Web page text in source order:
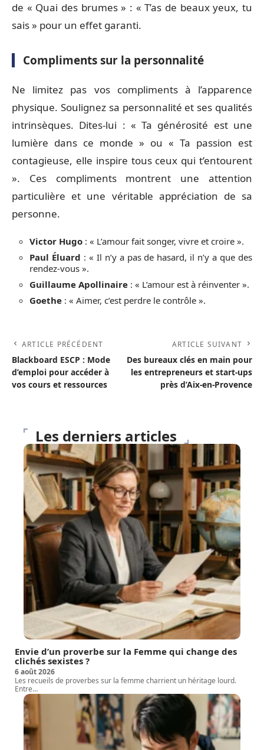
de « Quai des brumes » : « T’as de beaux yeux, tu
sais » pour un effet garanti.
Compliments sur la personnalité
Ne limitez pas vos compliments à l’apparence
physique. Soulignez sa personnalité et ses qualités
intrinsèques. Dites-lui : « Ta générosité est une
lumière dans ce monde » ou « Ta passion est
contagieuse, elle inspire tous ceux qui t’entourent
». Ces compliments montrent une attention
particulière et une véritable appréciation de sa
personne.
Victor Hugo : « L’amour fait songer, vivre et croire ».
Paul Éluard : « Il n’y a pas de hasard, il n’y a que des
rendez-vous ».
Guillaume Apollinaire : « L’amour est à réinventer ».
Goethe : « Aimer, c’est perdre le contrôle ».
ARTICLE PRÉCÉDENT
Blackboard ESCP : Mode
d’emploi pour accéder à
vos cours et ressources
ARTICLE SUIVANT
Des bureaux clés en main pour
les entrepreneurs et start-ups
près d’Aix-en-Provence
Les derniers articles
Envie d’un proverbe sur la Femme qui change des
clichés sexistes ?
6 août 2026
Les recueils de proverbes sur la femme charrient un héritage lourd.
Entre…